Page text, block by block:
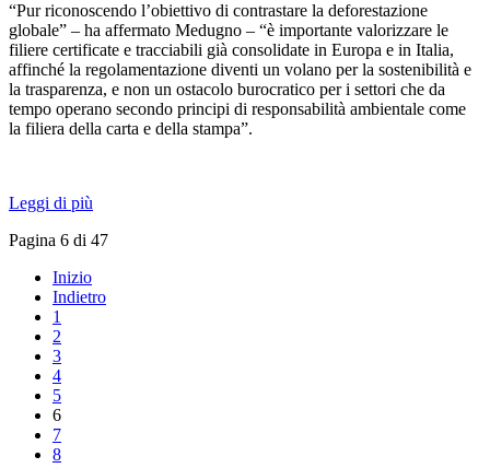
“Pur riconoscendo l’obiettivo di contrastare la deforestazione
globale” – ha affermato Medugno – “è importante valorizzare le
filiere certificate e tracciabili già consolidate in Europa e in Italia,
affinché la regolamentazione diventi un volano per la sostenibilità e
la trasparenza, e non un ostacolo burocratico per i settori che da
tempo operano secondo principi di responsabilità ambientale come
la filiera della carta e della stampa”.
Leggi di più
Pagina 6 di 47
Inizio
Indietro
1
2
3
4
5
6
7
8